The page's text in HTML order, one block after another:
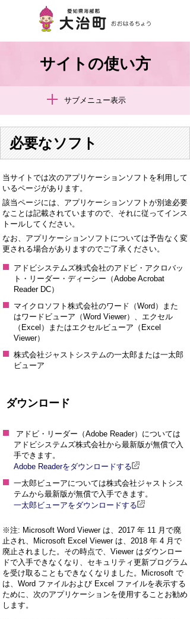
サイトの使い方
サブメニュー表示
必要なソフト
当サイトでは次のアプリケーションソフトを利用して
いるページがあります。
該当ページには、アプリケーションソフトが別途必要
なことは記載されていますので、それに従ってインス
トールしてください。
なお、アプリケーションソフトについては予告なく変
更される場合がありますのでご了承ください。
アドビシステムズ株式会社のアドビ・アクロバッ
ト・リーダー・ディーシー（Adobe Acrobat
Reader DC）
マイクロソフト株式会社のワード（Word）また
はワードビューア（Word Viewer）、エクセル
（Excel）またはエクセルビューア（Excel
Viewer）
株式会社ジャストシステムの一太郎または一太郎
ビューア
ダウンロード
アドビ・リーダー（Adobe Reader）については
アドビシステムズ株式会社から最新版が無償で入
手できます。
Adobe Readerをダウンロードする
一太郎ビューアについては株式会社ジャストシス
テムから最新版が無償で入手できます。
一太郎ビューアをダウンロードする
※注: Microsoft Word Viewer は、2017 年 11 月で廃
止され、Microsoft Excel Viewer は、2018 年 4 月で
廃止されました。その時点で、Viewer はダウンロー
ドで入手できなくなり、セキュリティ更新プログラム
を受け取ることもできなくなりました。Microsoft で
は、Word ファイルおよび Excel ファイルを表示する
ために、次のアプリケーションを使用することお勧め
します。